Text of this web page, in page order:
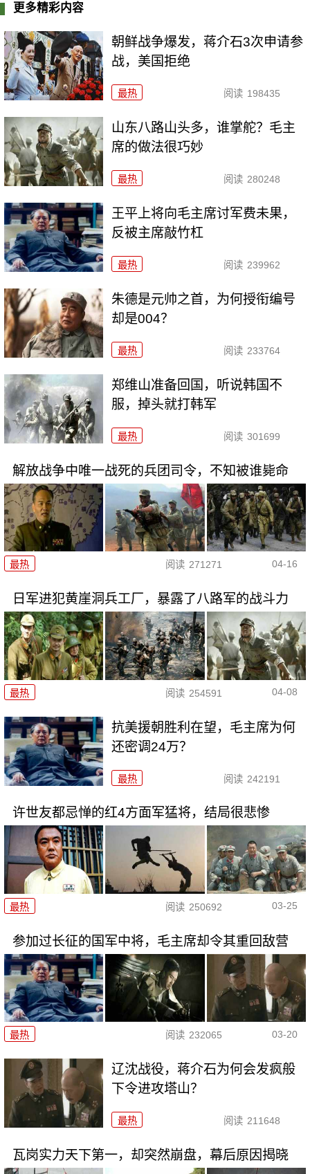
更多精彩内容
朝鲜战争爆发，蒋介石3次申请参
战，美国拒绝
最热 阅读 198435
山东八路山头多，谁掌舵？毛主
席的做法很巧妙
最热 阅读 280248
王平上将向毛主席讨军费未果，
反被主席敲竹杠
最热 阅读 239962
朱德是元帅之首，为何授衔编号
却是004？
最热 阅读 233764
郑维山准备回国，听说韩国不
服，掉头就打韩军
最热 阅读 301699
解放战争中唯一战死的兵团司令，不知被谁毙命
最热 阅读 271271 04-16
日军进犯黄崖洞兵工厂，暴露了八路军的战斗力
最热 阅读 254591 04-08
抗美援朝胜利在望，毛主席为何
还密调24万？
最热 阅读 242191
许世友都忌惮的红4方面军猛将，结局很悲惨
最热 阅读 250692 03-25
参加过长征的国军中将，毛主席却令其重回敌营
最热 阅读 232065 03-20
辽沈战役，蒋介石为何会发疯般
下令进攻塔山？
最热 阅读 211648
瓦岗实力天下第一，却突然崩盘，幕后原因揭晓